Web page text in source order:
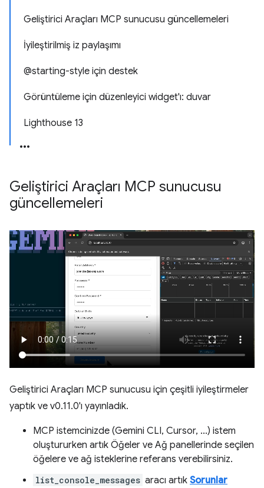
Geliştirici Araçları MCP sunucusu güncellemeleri
İyileştirilmiş iz paylaşımı
@starting-style için destek
Görüntüleme için düzenleyici widget'ı: duvar
Lighthouse 13
Geliştirici Araçları MCP sunucusu
güncellemeleri
Geliştirici Araçları MCP sunucusu için çeşitli iyileştirmeler
yaptık ve v0.11.0'ı yayınladık.
MCP istemcinizde (Gemini CLI, Cursor, ...) istem
oluştururken artık Öğeler ve Ağ panellerinde seçilen
öğelere ve ağ isteklerine referans verebilirsiniz.
list_console_messages aracı artık Sorunlar